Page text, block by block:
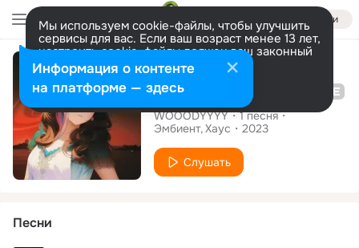
Войти
Мы используем cookie-файлы, чтобы улучшить
сервисы для вас. Если ваш возраст менее 13 лет,
настроить cookie-файлы должен ваш законный
представитель. Больше информации
Разрешить все Настроить
Сингл
WOOODYYYY 1песня
Эмбиент Хаус 2023
Слушать
Песни
Информация о контенте
на платформе — здесь